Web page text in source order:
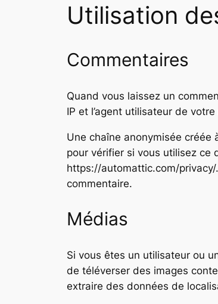
Utilisation
Commentaires
Quand vous laissez un
IP et l’agent utilisateur de
Une chaîne anonymisée
pour vérifier si vous utilisez ce
https://automattic.com/
commentaire.
Médias
Si vous êtes un utilisateur ou
de téléverser des images
extraire des données de